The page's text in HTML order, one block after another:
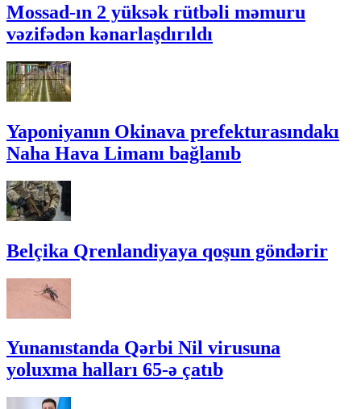
Mossad-ın 2 yüksək rütbəli məmuru
vəzifədən kənarlaşdırıldı
Yaponiyanın Okinava prefekturasındakı
Naha Hava Limanı bağlanıb
Belçika Qrenlandiyaya qoşun göndərir
Yunanıstanda Qərbi Nil virusuna
yoluxma halları 65-ə çatıb